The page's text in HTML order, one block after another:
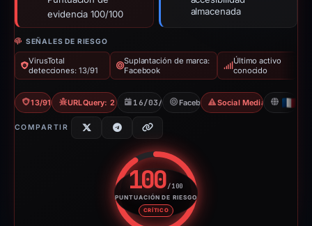
evidencia 100/100
almacenada
SEÑALES DE RIESGO
VirusTotal
detecciones: 13/91
Suplantación de marca:
Facebook
Último activo
conocido
13/91 VT URLQuery: 2 detections16/03/2026Facebook Social Media Phishing
COMPARTIR
100/100
PUNTUACIÓN DE RIESGO
CRÍTICO
Puntuación de riesgo: 100